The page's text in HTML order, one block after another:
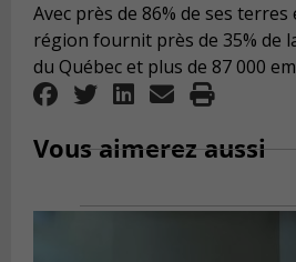
Avec près de 86% de ses
région fournit près de 35% de
du Québec et plus de 87 000
Vous aimerez aussi